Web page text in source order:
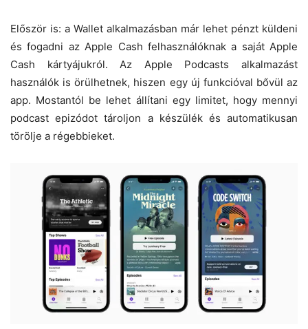
Először is: a Wallet alkalmazásban már lehet pénzt küldeni
és fogadni az Apple Cash felhasználóknak a saját Apple
Cash kártyájukról. Az Apple Podcasts alkalmazást
használók is örülhetnek, hiszen egy új funkcióval bővül az
app. Mostantól be lehet állítani egy limitet, hogy mennyi
podcast epizódot tároljon a készülék és automatikusan
törölje a régebbieket.